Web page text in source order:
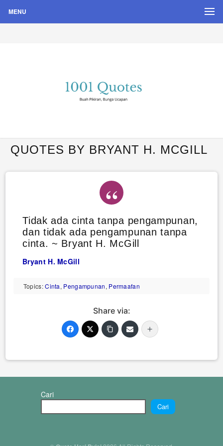
MENU
Quote Hari Puisi
QUOTES BY BRYANT H. MCGILL
Tidak ada cinta tanpa pengampunan,
dan tidak ada pengampunan tanpa
cinta. ~ Bryant H. McGill
Bryant H. McGill
Topics:Cinta, Pengampunan, Permaafan
Share via:
Cari
Cari